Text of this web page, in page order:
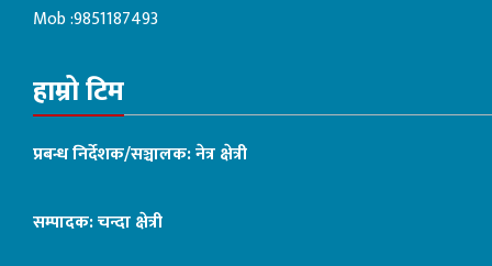
Mob :9851187493
हाम्रो टिम
प्रबन्ध निर्देशक/सञ्चालक: नेत्र क्षेत्री
सम्पादक: चन्दा क्षेत्री